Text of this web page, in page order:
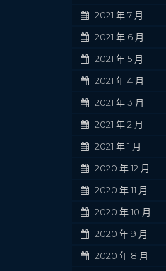
2021 年 7 月
2021 年 6 月
2021 年 5 月
2021 年 4 月
2021 年 3 月
2021 年 2 月
2021 年 1 月
2020 年 12 月
2020 年 11 月
2020 年 10 月
2020 年 9 月
2020 年 8 月